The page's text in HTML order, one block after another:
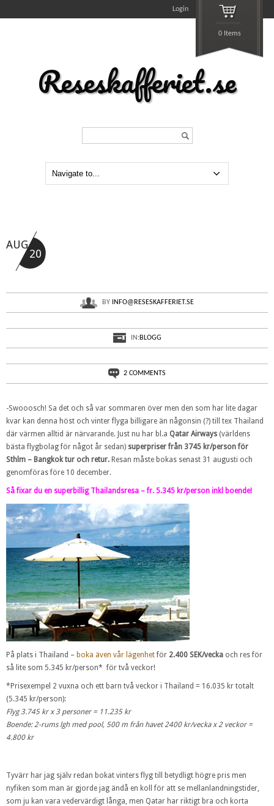
Login
0 Items
Reseskafferiet.se
AUG
20
Thailand flyg + boende 2 veckor fr. 5345
BY INFO@RESESKAFFERIET.SE
IN:BLOGG
2 COMMENTS
-Swooosch! Sa det och så var sommaren över men den som har lite dagar
kvar kan denna höst och vinter flyga billigare än någonsin (?) till tex Thailand
där värmen alltid är närvarande. Just nu har bl.a Qatar Airways (världens
bästa flygbolag för något år sedan) superpriser från 3745 kr/person för
Sthlm – Bangkok tur och retur. Resan måste bokas senast 31 augusti och
genomföras före 10 december.
Så fixar du en superbillig Thailandsresa – fr. 5.345 kr/person inkl boende!
På plats i Thailand – boka även vår lägenhetför 2.400 SEK/vecka och res för
så lite som 5.345 kr/person* för två veckor!
*Prisexempel 2 vuxna och ett barn två veckor i Thailand = 16.035 kr totalt
(5.345 kr/person):
Flyg 3.745 kr x 3 personer = 11.235 kr
Boende: 2-rums lgh med pool, 500 m från havet 2400 kr/vecka x 2 veckor =
4.800 kr
Tyvärr har jag själv redan bokat vinters flyg till betydligt högre pris men
nyfiken som man är gjorde jag ändå en koll för att se mellanlandningstider,
som ju kan vara vedervärdigt långa, men Qatar har riktigt bra och korta